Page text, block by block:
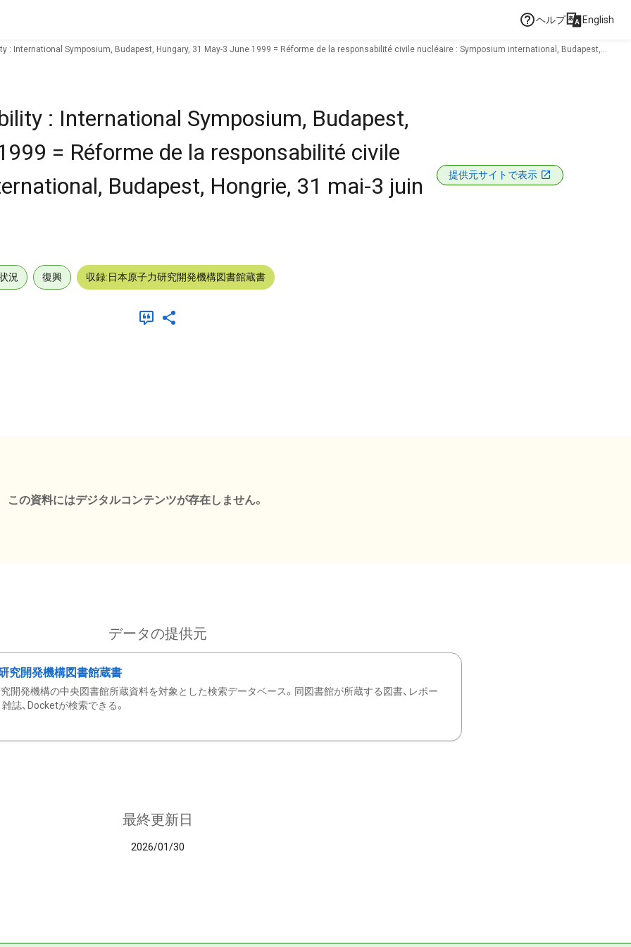
ヘルプ English
: International Symposium, Budapest, Hungary, 31 May-3 June 1999 = Réforme de la responsabilité civile nucléaire : Symposium international, Budapest,
: International Symposium, Budapest,
= Réforme de la responsabilité civile
Budapest, Hongrie, 31 mai-3 juin
提供元サイトで表示
況 復興 収録:日本原子力研究開発機構図書館蔵書
この資料にはデジタルコンテンツが存在しません。
データの提供元
究開発機構図書館蔵書
開発機構の中央図書館所蔵資料を対象とした検索データベース。同図書館が所蔵する図書、レポー
雑誌、Docketが検索できる。
最終更新日
2026/01/30